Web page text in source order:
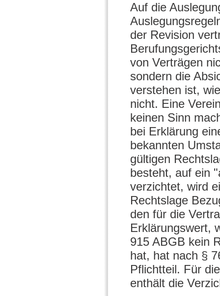
Auf die
der Revision
von Verträgen
sondern die
verstehen ist,
nicht. Eine
keinen Sinn
bei Erklärung
bekannten
gültigen
besteht, auf ein
verzichtet, wird
Rechtslage
den für die
Erklärungswert,
915 ABGB kein
hat, hat nach §
Pflichtteil. Für
enthält die